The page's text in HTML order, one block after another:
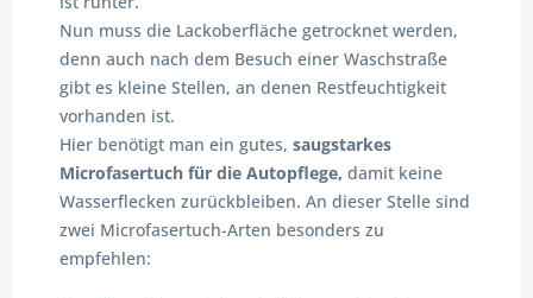
Nun muss die Lackoberfläche getrocknet werden,
denn auch nach dem Besuch einer Waschstraße
gibt es kleine Stellen, an denen Restfeuchtigkeit
vorhanden ist.
Hier benötigt man ein gutes,saugstarkes
Microfasertuch für die Autopflege, damit keine
Wasserflecken zurückbleiben. An dieser Stelle sind
zwei Microfasertuch-Arten besonders zu
empfehlen: